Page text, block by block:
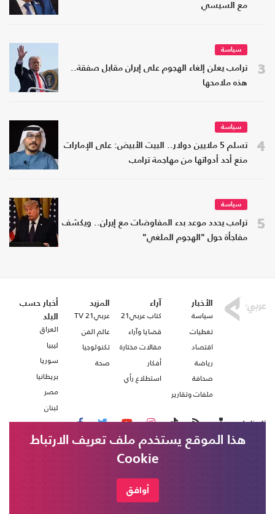
مع السيسي
3
سياسة
ترامب يعلن إلغاء الهجوم على إيران مقابل صفقة..
هذه ملامحها
4
سياسة
تسلم 5 ملايين دولار.. البيت الأبيض: على الإمارات
منع أحد أدواتها من مهاجمة ترامب
5
سياسة
ترامب يحدد موعد بدء المفاوضات مع إيران.. ويكشف
مفاجأة حول "الهجوم الملغي"
الأخبار
سياسة
تغطيات
اقتصاد
رياضة
صحافة
ملفات وتقارير
آراء
كتاب عربي21
قضايا وآراء
مقالات مختارة
أفكار
استطلاع رأي
المزيد
عربي21 TV
عالم الفن
تكنولوجيا
صحة
أخبار حسب
البلد
العراق
ليبيا
سوريا
بريطانيا
مصر
لبنان
تابعنا على
هذا الموقع يستخدم ملف تعريف الارتباط
Cookie
أوافق